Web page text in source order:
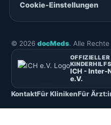
Cookie-Einstellungen
© 2026 docMeds. Alle
OFFIZIELLER
ICH - Inter-
e.V.
KontaktFür KlinikenFür